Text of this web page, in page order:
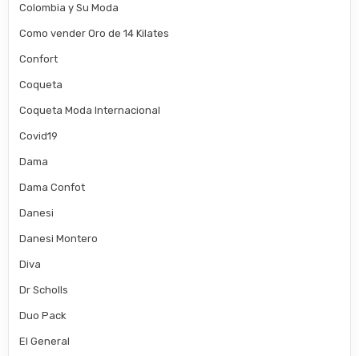
Colombia y Su Moda
Como vender Oro de 14 Kilates
Confort
Coqueta
Coqueta Moda Internacional
Covid19
Dama
Dama Confot
Danesi
Danesi Montero
Diva
Dr Scholls
Duo Pack
El General